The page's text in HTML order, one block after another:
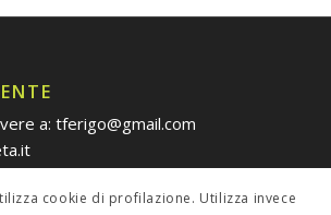
a: tferigo@gmail.com
cookie di profilazione. Utilizza invece